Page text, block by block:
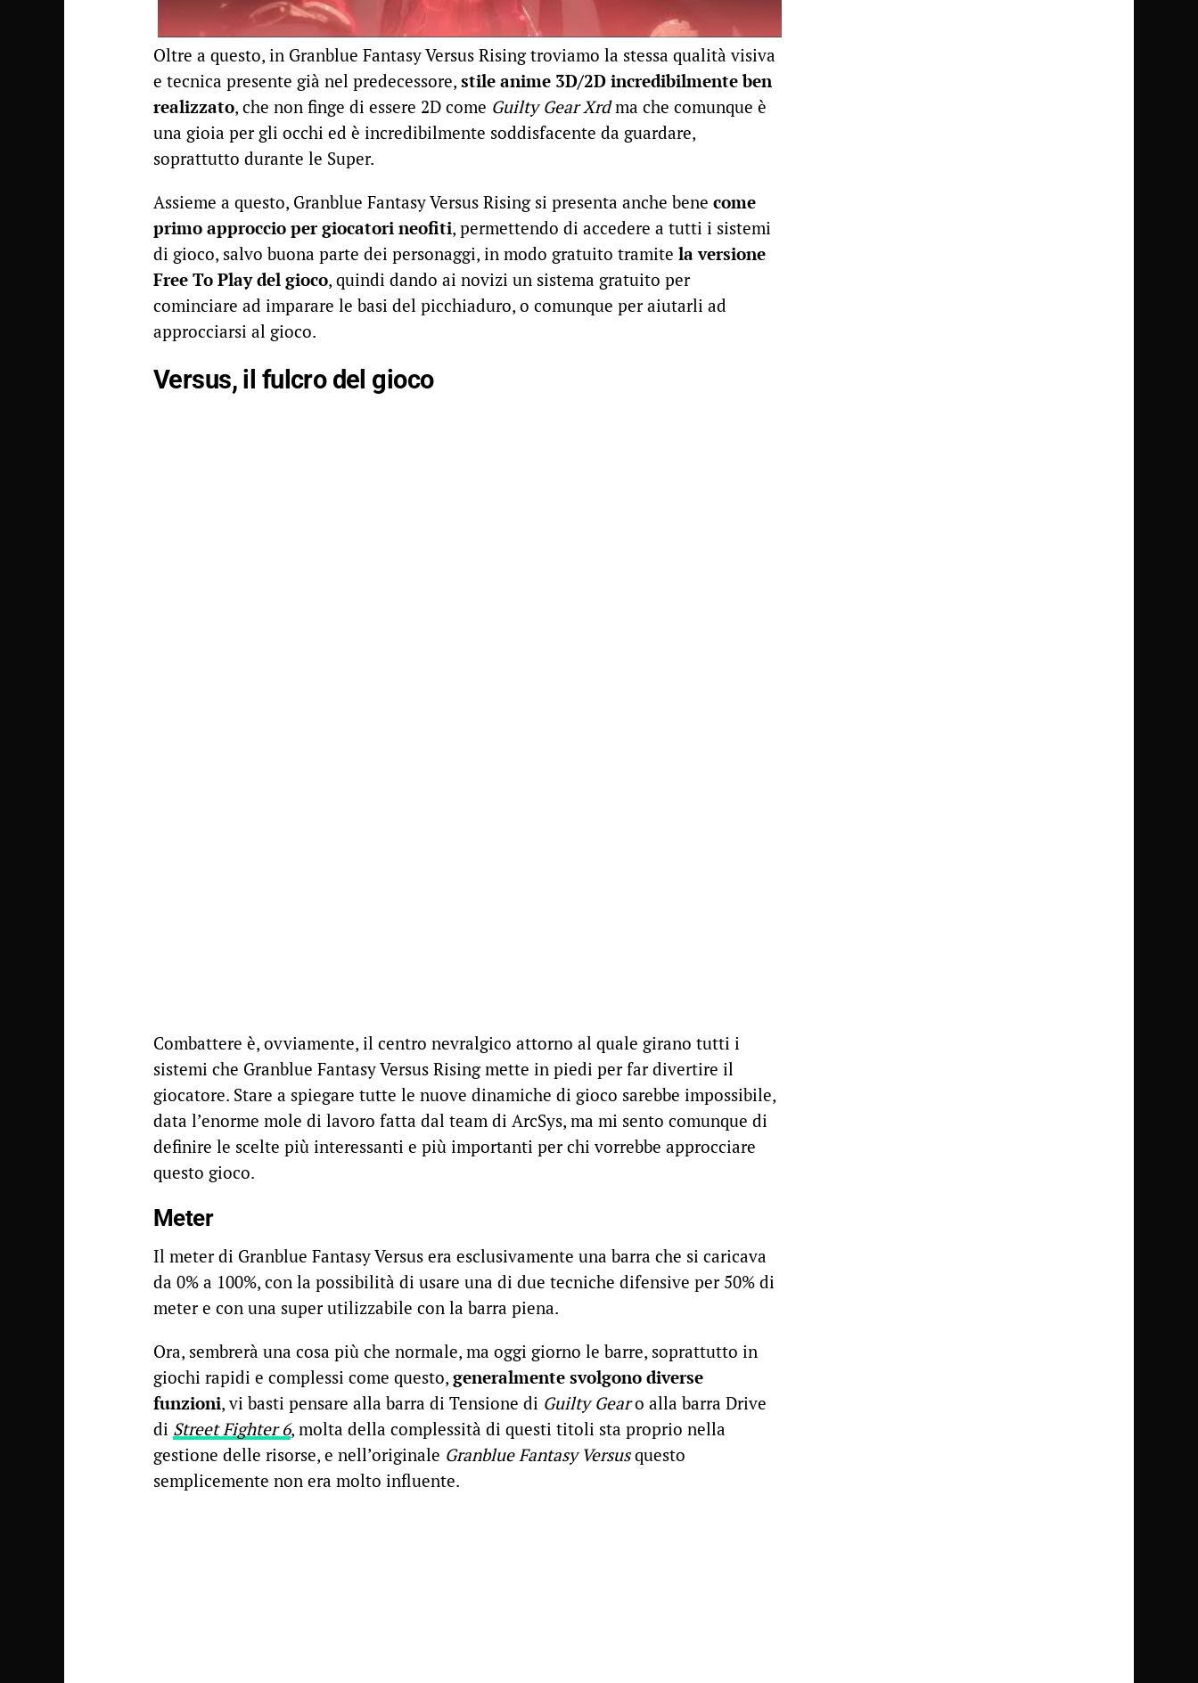
Oltre a questo, in Granblue Fantasy Versus Rising troviamo la stessa qualità visiva
e tecnica presente già nel predecessore, stile anime 3D/2D incredibilmente ben
realizzato, che non finge di essere 2D come Guilty Gear Xrdma che comunque è
una gioia per gli occhi ed è incredibilmente soddisfacente da guardare,
soprattutto durante le Super.
Assieme a questo, Granblue Fantasy Versus Rising si presenta anche bene come
primo approccio per giocatori neofiti, permettendo di accedere a tutti i sistemi
di gioco, salvo buona parte dei personaggi, in modo gratuito tramite la versione
Free To Play del gioco, quindi dando ai novizi un sistema gratuito per
cominciare ad imparare le basi del picchiaduro, o comunque per aiutarli ad
approcciarsi al gioco.
Versus, il fulcro del gioco
Combattere è, ovviamente, il centro nevralgico attorno al quale girano tutti i
sistemi che Granblue Fantasy Versus Rising mette in piedi per far divertire il
giocatore. Stare a spiegare tutte le nuove dinamiche di gioco sarebbe impossibile,
data l’enorme mole di lavoro fatta dal team di ArcSys, ma mi sento comunque di
definire le scelte più interessanti e più importanti per chi vorrebbe approcciare
questo gioco.
Meter
Il meter di Granblue Fantasy Versus era esclusivamente una barra che si caricava
da 0% a 100%, con la possibilità di usare una di due tecniche difensive per 50% di
meter e con una super utilizzabile con la barra piena.
Ora, sembrerà una cosa più che normale, ma oggi giorno le barre, soprattutto in
giochi rapidi e complessi come questo, generalmente svolgono diverse
funzioni, vi basti pensare alla barra di Tensione di Guilty Gearo alla barra Drive
di Street Fighter 6, molta della complessità di questi titoli sta proprio nella
gestione delle risorse, e nell’originale Granblue Fantasy Versusquesto
semplicemente non era molto influente.